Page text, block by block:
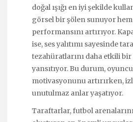
doğal ışığı en iyi şekilde
görsel bir şölen sunuyor
performansını artırıyor.
ise, ses yalıtımı sayesinde
tezahüratlarını daha etkili
yansıtıyor. Bu durum,
motivasyonunu artırırken,
unutulmaz anlar yaşatıyor.
Taraftarlar, futbol